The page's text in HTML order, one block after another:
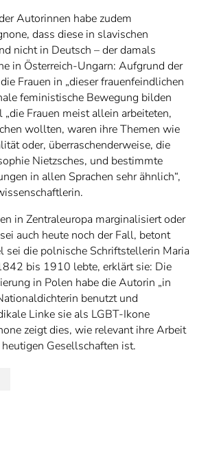
Autorinnen habe zudem
dass diese in slavischen
nicht in Deutsch – der damals
in Österreich-Ungarn: Aufgrund der
Frauen in „dieser frauenfeindlichen
feministische Bewegung bilden
Frauen meist allein arbeiteten,
wollten, waren ihre Themen wie
oder, überraschenderweise, die
Nietzsches, und bestimmte
in allen Sprachen sehr ähnlich“,
in Zentraleuropa marginalisiert oder
auch heute noch der Fall, betont
sei die polnische Schriftstellerin Maria
bis 1910 lebte, erklärt sie: Die
in Polen habe die Autorin „in
benutzt und
Linke sie als LGBT-Ikone
zeigt dies, wie relevant ihre Arbeit
Gesellschaften ist.